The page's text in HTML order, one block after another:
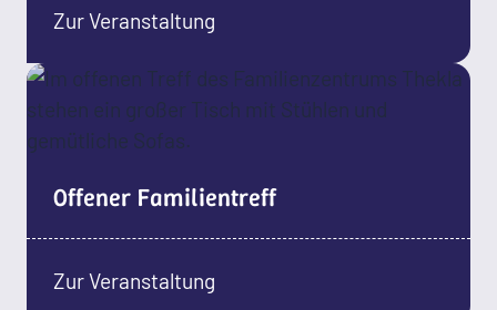
Zur Veranstaltung
Offener Familientreff
Zur Veranstaltung